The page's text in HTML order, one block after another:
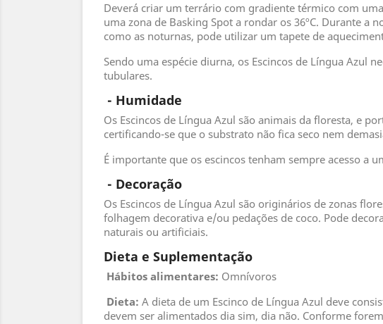
Deverá criar um terrário com gradiente térmico com
uma zona de Basking Spot a rondar os 36ºC. Durante a
como as noturnas, pode utilizar um tapete de
Sendo uma espécie diurna, os Escincos de Língua Azul
tubulares.
- Humidade
Os Escincos de Língua Azul são animais da floresta, e
certificando-se que o substrato não fica seco nem
É importante que os escincos tenham sempre acesso a
- Decoração
Os Escincos de Língua Azul são originários de zonas
folhagem decorativa e/ou pedações de coco. Pode
naturais ou artificiais.
Dieta e Suplementação
Hábitos alimentares: Omnívoros
Dieta: A dieta de um Escinco de Língua Azul deve
devem ser alimentados dia sim, dia não. Conforme